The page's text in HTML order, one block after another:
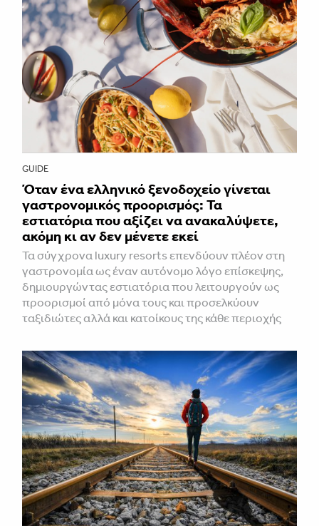
GUIDE
Όταν ένα ελληνικό ξενοδοχείο γίνεται
γαστρονομικός προορισμός: Τα
εστιατόρια που αξίζει να ανακαλύψετε,
ακόμη κι αν δεν μένετε εκεί
Τα σύγχρονα luxury resorts επενδύουν πλέον στη
γαστρονομία ως έναν αυτόνομο λόγο επίσκεψης,
δημιουργώντας εστιατόρια που λειτουργούν ως
προορισμοί από μόνα τους και προσελκύουν
ταξιδιώτες αλλά και κατοίκους της κάθε περιοχής